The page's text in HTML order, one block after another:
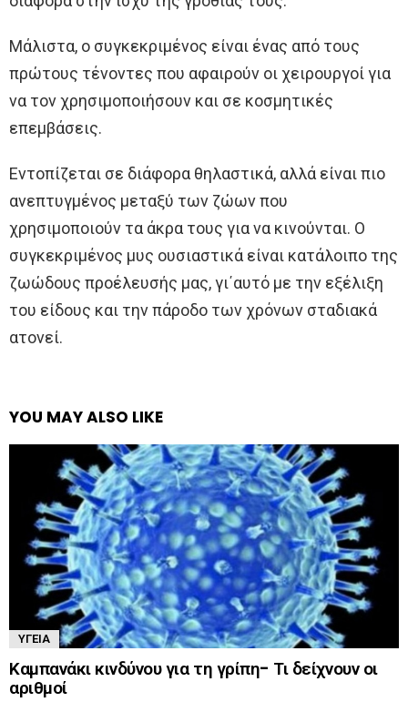
Μάλιστα, ο συγκεκριμένος είναι ένας από τους
πρώτους τένοντες που αφαιρούν οι χειρουργοί για
να τον χρησιμοποιήσουν και σε κοσμητικές
επεμβάσεις.
Εντοπίζεται σε διάφορα θηλαστικά, αλλά είναι πιο
ανεπτυγμένος μεταξύ των ζώων που
χρησιμοποιούν τα άκρα τους για να κινούνται. Ο
συγκεκριμένος μυς ουσιαστικά είναι κατάλοιπο της
ζωώδους προέλευσής μας, γι΄αυτό με την εξέλιξη
του είδους και την πάροδο των χρόνων σταδιακά
ατονεί.
YOU MAY ALSO LIKE
ΥΓΕΊΑ
Καμπανάκι κινδύνου για τη γρίπη- Τι δείχνουν οι
αριθμοί